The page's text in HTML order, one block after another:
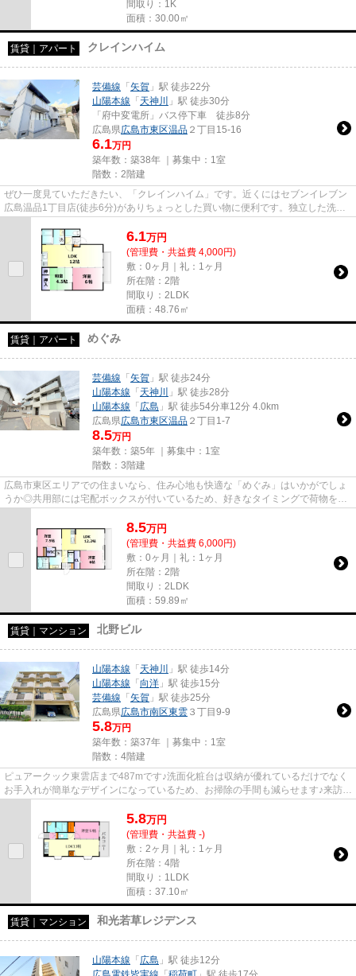
間取り：1K
面積：30.00㎡
賃貸｜アパート クレインハイム
芸備線 「 矢賀 」駅 徒歩22分
山陽本線 「 天神川
」駅 徒歩30分
「府中変電所」バス停下車 徒歩8分
広島県広島市東区温品 ２丁目15-16
6.1万円
築年数：築38年 ｜募集中： 1室
階数：2階建
ぜひ一度見ていただきたい、「クレインハイム」です。近くにはセブンイレブン
広島温品1丁目店(徒歩6分)がありちょっとした買い物に便利です。独立した洗面
6.1万円
(管理費・共益費 4,000円)
敷：0ヶ月｜礼：1ヶ月
所在階：2階
間取り：2LDK
面積：48.76㎡
賃貸｜アパート めぐみ
芸備線 「 矢賀 」駅 徒歩24分
山陽本線 「 天神川
」駅 徒歩28分
山陽本線 「 広島 」駅 徒歩54分車12分 4.0km
広島県広島市東区温品 ２丁目1-7
8.5万円
築年数：築5年 ｜募集中： 1室
階数：3階建
広島市東区エリアでの住まいなら、住み心地も快適な「めぐみ」はいかがでしょ
うか◎共用部には宅配ボックスが付いているため、好きなタイミングで荷物を受
8.5万円
(管理費・共益費 6,000円)
敷：0ヶ月｜礼：1ヶ月
所在階：2階
間取り：2LDK
面積：59.89㎡
賃貸｜マンション 北野ビル
山陽本線 「 天神川
」駅 徒歩14分
山陽本線 「 向洋 」駅 徒歩15分
芸備線 「 矢賀 」駅 徒歩25分
広島県広島市南区東雲 ３丁目9-9
5.8万円
築年数：築37年 ｜募集中： 1室
階数：4階建
ピュアークック東雲店まで487mです♪洗面化粧台は収納が優れているだけでなく
お手入れが簡単なデザインになっているため、お掃除の手間も減らせます♪来訪者
5.8万円
(管理費・共益費 -)
敷：2ヶ月｜礼：1ヶ月
所在階：4階
間取り：1LDK
面積：37.10㎡
賃貸｜マンション 和光若草レジデンス
山陽本線 「 広島 」駅 徒歩12分